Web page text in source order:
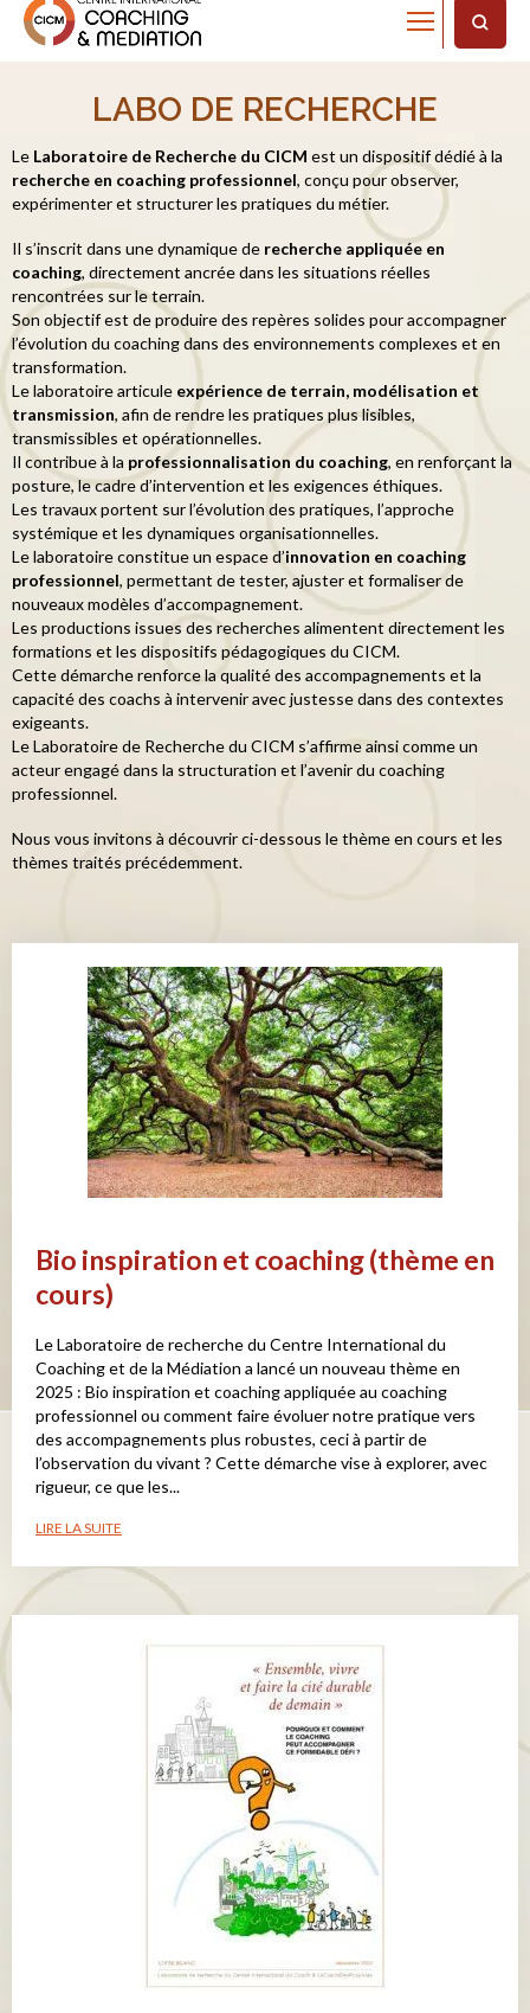
Home Labo de recherche
LABO DE RECHERCHE
Le Laboratoire de Recherche du CICM est un dispositif dédié à la
recherche en coaching professionnel, conçu pour observer,
expérimenter et structurer les pratiques du métier.
Il s’inscrit dans une dynamique de recherche appliquée en
coaching, directement ancrée dans les situations réelles
rencontrées sur le terrain.
Son objectif est de produire des repères solides pour accompagner
l’évolution du coaching dans des environnements complexes et en
transformation.
Le laboratoire articule expérience de terrain, modélisation et
transmission, afin de rendre les pratiques plus lisibles,
transmissibles et opérationnelles.
Il contribue à la professionnalisation du coaching, en renforçant la
posture, le cadre d’intervention et les exigences éthiques.
Les travaux portent sur l’évolution des pratiques, l’approche
systémique et les dynamiques organisationnelles.
Le laboratoire constitue un espace d’innovation en coaching
professionnel, permettant de tester, ajuster et formaliser de
nouveaux modèles d’accompagnement.
Les productions issues des recherches alimentent directement les
formations et les dispositifs pédagogiques du CICM.
Cette démarche renforce la qualité des accompagnements et la
capacité des coachs à intervenir avec justesse dans des contextes
exigeants.
Le Laboratoire de Recherche du CICM s’affirme ainsi comme un
acteur engagé dans la structuration et l’avenir du coaching
professionnel.
Nous vous invitons à découvrirci-dessous le thème en cours et les
thèmes traités précédemment.
Bio inspiration et coaching (thème en
cours)
Le Laboratoire de recherche du Centre International du
Coaching et de la Médiation a lancé un nouveau thème en
2025 : Bio inspiration et coaching appliquée au coaching
professionnel ou comment faire évoluer notre pratique vers
des accompagnements plus robustes, ceci à partir de
l’observation du vivant ? Cette démarche vise à explorer, avec
rigueur, ce que les...
LIRE LA SUITE